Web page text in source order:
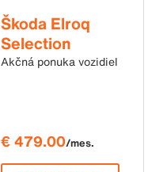
Škoda Elroq
Selection
210kW, 82kWh
Akčná ponuka vozidiel
€ 479.00/mes.